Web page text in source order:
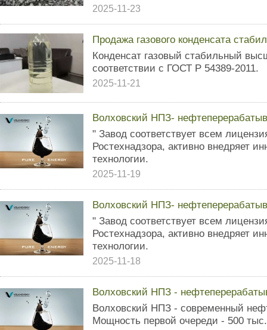
2025-11-23
Продажа газового конденсата
Конденсат газовый стабильный
соответствии с ГОСТ Р 54389-2011.
2025-11-21
Волховский НПЗ-
" Завод соответствует всем
Ростехнадзора, активно внедряет
технологии.
2025-11-19
Волховский НПЗ-
" Завод соответствует всем
Ростехнадзора, активно внедряет
технологии.
2025-11-18
Волховский НПЗ -
Волховский НПЗ - современный
Мощность первой очереди - 500